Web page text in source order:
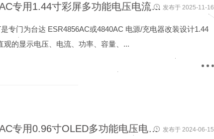
台达ESR4856AC、4840AC专用1.44寸彩屏多功能电压电流表头(WL-144ACT) 发布于 2025-11-16
专门为台达 ESR4856AC或4840AC 电源/充电器改装设计1.44
的显示电压、电流、功率、容量、...
台达ESR4856AC、4840AC专用0.96寸OLED多功能电压电流表头(WL-096ACO) 发布于 2024-06-15